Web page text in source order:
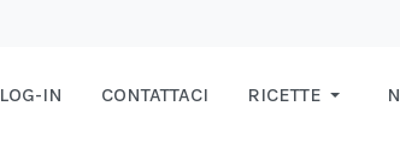
LOG-IN CONTATTACI RICETTE